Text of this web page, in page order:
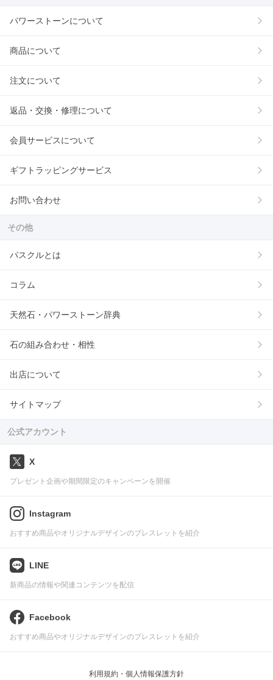
パワーストーンについて
商品について
注文について
返品・交換・修理について
会員サービスについて
ギフトラッピングサービス
お問い合わせ
その他
パスクルとは
コラム
天然石・パワーストーン辞典
石の組み合わせ・相性
出店について
サイトマップ
公式アカウント
X
プレゼント企画や期間限定のキャンペーンを開催
Instagram
おすすめ商品やオリジナルデザインのブレスレットを紹介
LINE
新商品の情報や関連コンテンツを配信
Facebook
おすすめ商品やオリジナルデザインのブレスレットを紹介
利用規約・個人情報保護方針